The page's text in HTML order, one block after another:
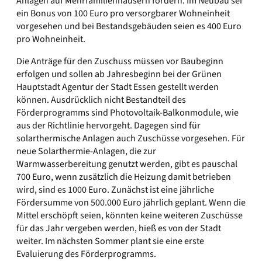
ein Bonus von 100 Euro pro versorgbarer Wohneinheit
vorgesehen und bei Bestandsgebäuden seien es 400 Euro
pro Wohneinheit.
Die Anträge für den Zuschuss müssen vor Baubeginn
erfolgen und sollen ab Jahresbeginn bei der Grünen
Hauptstadt Agentur der Stadt Essen gestellt werden
können. Ausdrücklich nicht Bestandteil des
Förderprogramms sind Photovoltaik-Balkonmodule, wie
aus der Richtlinie hervorgeht. Dagegen sind für
solarthermische Anlagen auch Zuschüsse vorgesehen. Für
neue Solarthermie-Anlagen, die zur
Warmwasserbereitung genutzt werden, gibt es pauschal
700 Euro, wenn zusätzlich die Heizung damit betrieben
wird, sind es 1000 Euro. Zunächst ist eine jährliche
Fördersumme von 500.000 Euro jährlich geplant. Wenn die
Mittel erschöpft seien, könnten keine weiteren Zuschüsse
für das Jahr vergeben werden, hieß es von der Stadt
weiter. Im nächsten Sommer plant sie eine erste
Evaluierung des Förderprogramms.